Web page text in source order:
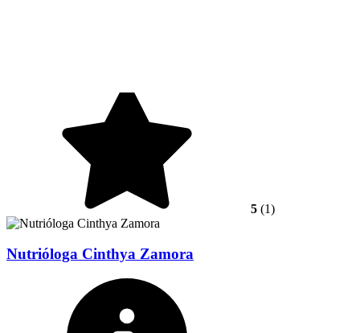
5 (1)
Nutrióloga Cinthya Zamora